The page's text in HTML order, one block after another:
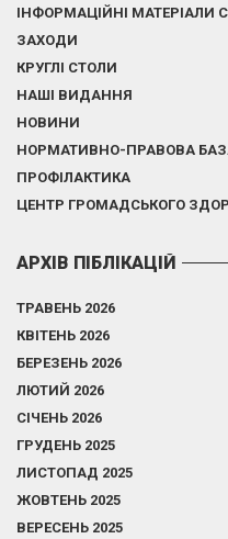
ІНФОРМАЦІЙНІ МАТЕРІАЛИ
ЗАХОДИ
КРУГЛІ СТОЛИ
НАШІ ВИДАННЯ
НОВИНИ
НОРМАТИВНО-ПРАВОВА БАЗА
ПРОФІЛАКТИКА
ЦЕНТР ГРОМАДСЬКОГО
АРХІВ ПІБЛІКАЦІЙ
ТРАВЕНЬ 2026
КВІТЕНЬ 2026
БЕРЕЗЕНЬ 2026
ЛЮТИЙ 2026
СІЧЕНЬ 2026
ГРУДЕНЬ 2025
ЛИСТОПАД 2025
ЖОВТЕНЬ 2025
ВЕРЕСЕНЬ 2025